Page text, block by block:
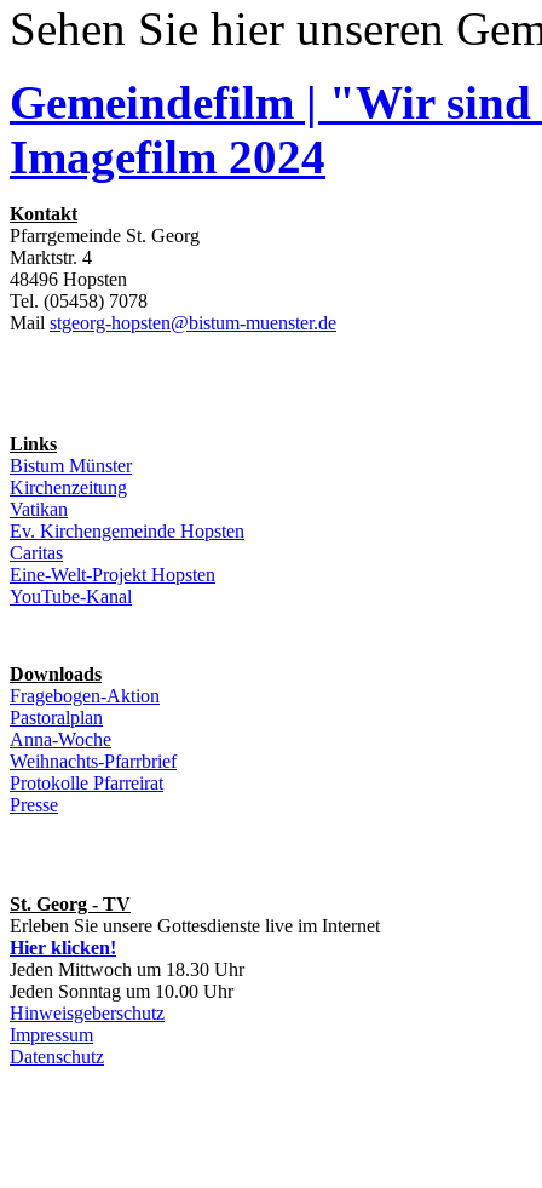
Sehen Sie hier unseren
Gemeindefilm | "Wir
Imagefilm 2024
Kontakt
Pfarrgemeinde St. Georg
Marktstr. 4
48496 Hopsten
Tel. (05458) 7078
Mail stgeorg-hopsten@bistum-muenster.de
Links
Bistum Münster
Kirchenzeitung
Vatikan
Ev. Kirchengemeinde Hopsten
Caritas
Eine-Welt-Projekt Hopsten
YouTube-Kanal
Downloads
Fragebogen-Aktion
Pastoralplan
Anna-Woche
Weihnachts-Pfarrbrief
Protokolle Pfarreirat
Presse
St. Georg - TV
Erleben Sie unsere Gottesdienste live im Internet
Hier klicken!
Jeden Mittwoch um 18.30 Uhr
Jeden Sonntag um 10.00 Uhr
Hinweisgeberschutz
Impressum
Datenschutz